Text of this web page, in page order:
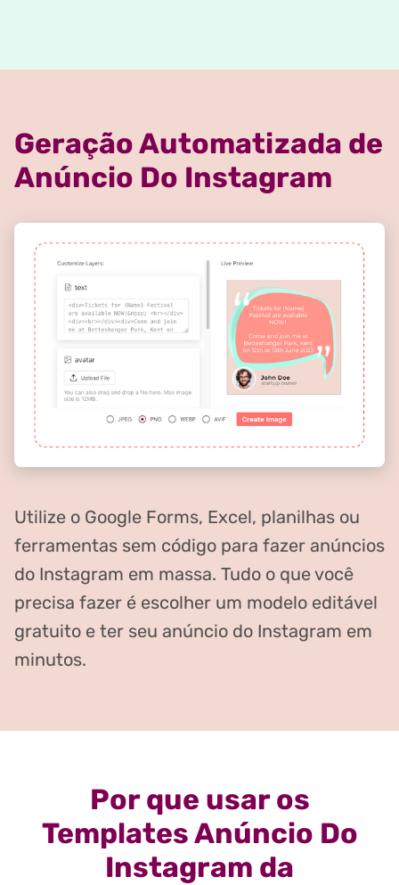
Geração Automatizada de
Anúncio Do Instagram
Utilize o Google Forms, Excel, planilhas ou
ferramentas sem código para fazer anúncios
do Instagram em massa. Tudo o que você
precisa fazer é escolher um modelo editável
gratuito e ter seu anúncio do Instagram em
minutos.
Por que usar os
Templates Anúncio Do
Instagram da